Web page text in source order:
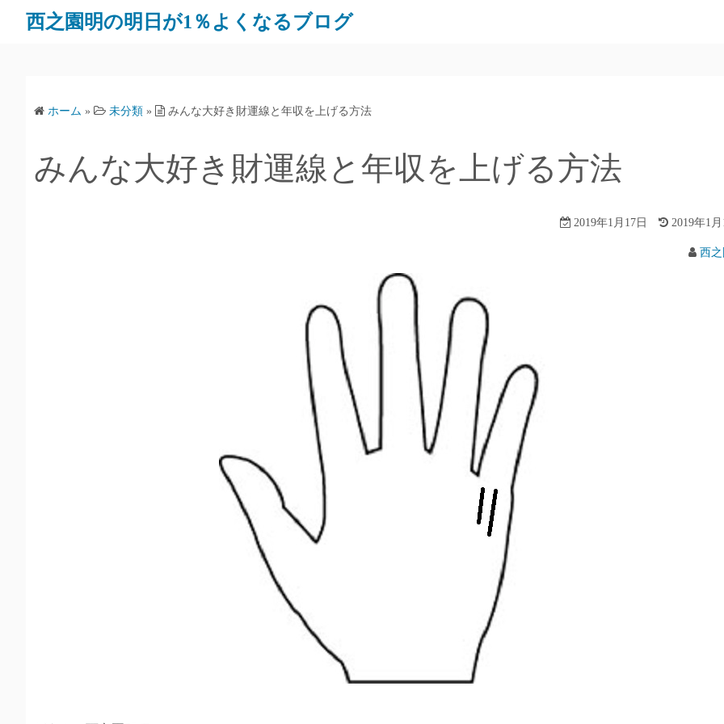
西之園明の明日が1％よくなるブログ
ホーム » 未分類 » みんな大好き財運線と年収を上げる方法
みんな大好き財運線と年収を上げる方法
2019年1月17日 2019年1
西